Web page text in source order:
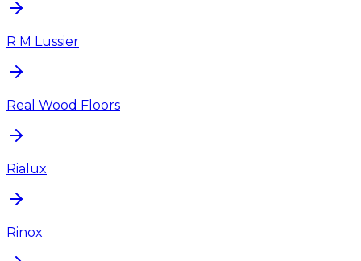
R M Lussier
Real Wood Floors
Rialux
Rinox